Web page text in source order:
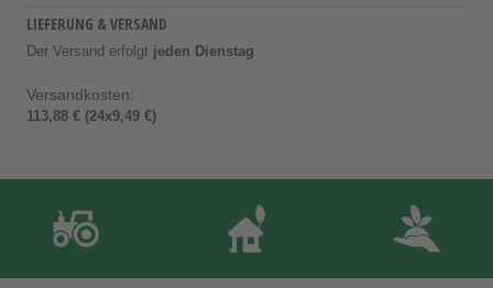
LIEFERUNG & VERSAND
Der Versand erfolgt jeden Dienstag
Versandkosten:
113,88 € (24x9,49 €)